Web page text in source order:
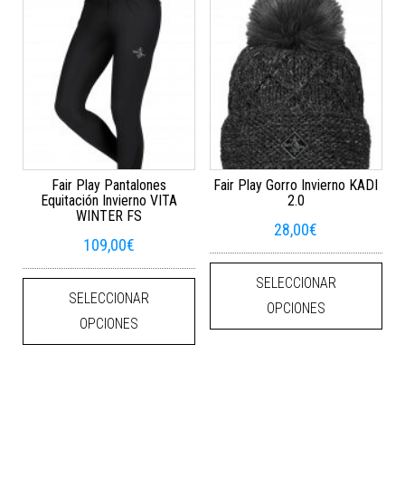
Fair Play Pantalones
Equitación Invierno VITA
WINTER FS
109,00€
SELECCIONAR
OPCIONES
Este producto tiene múltiples
Fair Play Gorro Invierno KADI
2.0
28,00€
SELECCIONAR
OPCIONES